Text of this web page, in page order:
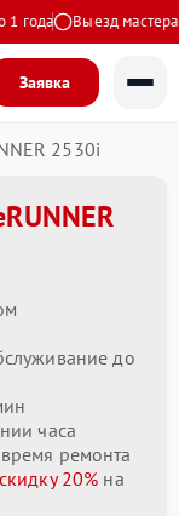
Выезд мастера
Заявка
2530i
до
часа
ремонта
скидку 20% на